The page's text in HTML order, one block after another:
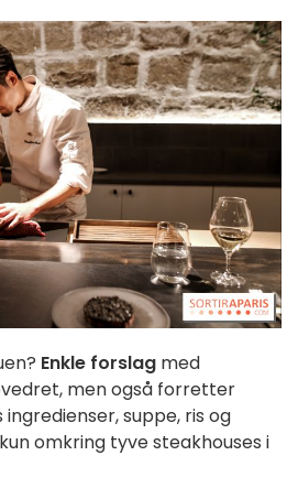
Enkle forslag med
men også forretter
suppe, ris og
omkring tyve steakhouses i